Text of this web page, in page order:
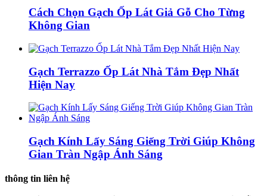
Cách Chọn Gạch Ốp Lát Giả Gỗ Cho Từng
Không Gian
Gạch Terrazzo Ốp Lát Nhà Tắm Đẹp Nhất
Hiện Nay
Gạch Kính Lấy Sáng Giếng Trời Giúp Không
Gian Tràn Ngập Ánh Sáng
thông tin liên hệ